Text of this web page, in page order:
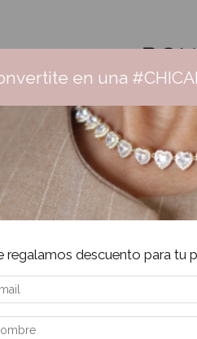
Envío gratis +$160.000 | 3 cuotas
Ceramica
en una
regalamos descuento para tu